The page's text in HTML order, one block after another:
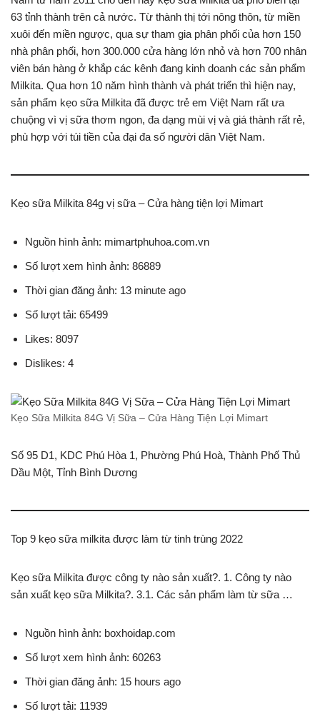
63 tỉnh thành trên cả nước. Từ thành thị tới nông thôn, từ miền
xuôi đến miền ngược, qua sự tham gia phân phối của hơn 150
nhà phân phối, hơn 300.000 cửa hàng lớn nhỏ và hơn 700 nhân
viên bán hàng ở khắp các kênh đang kinh doanh các sản phẩm
Milkita. Qua hơn 10 năm hình thành và phát triển thì hiện nay,
sản phẩm kẹo sữa Milkita đã được trẻ em Việt Nam rất ưa
chuộng vì vị sữa thơm ngon, đa dạng mùi vị và giá thành rất rẻ,
phù hợp với túi tiền của đại đa số người dân Việt Nam.
Kẹo sữa Milkita 84g vị sữa – Cửa hàng tiện lợi Mimart
Nguồn hình ảnh: mimartphuhoa.com.vn
Số lượt xem hình ảnh: 86889
Thời gian đăng ảnh: 13 minute ago
Số lượt tải: 65499
Likes: 8097
Dislikes: 4
Kẹo Sữa Milkita 84G Vị Sữa – Cửa Hàng Tiện Lợi Mimart
Số 95 D1, KDC Phú Hòa 1, Phường Phú Hoà, Thành Phố Thủ
Dầu Một, Tỉnh Bình Dương
Top 9 kẹo sữa milkita được làm từ tinh trùng 2022
Kẹo sữa Milkita được công ty nào sản xuất?. 1. Công ty nào
sản xuất kẹo sữa Milkita?. 3.1. Các sản phẩm làm từ sữa …
Nguồn hình ảnh: boxhoidap.com
Số lượt xem hình ảnh: 60263
Thời gian đăng ảnh: 15 hours ago
Số lượt tải: 11939